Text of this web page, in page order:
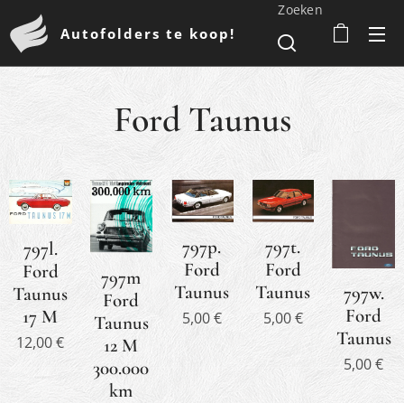
Autofolders te koop!
Zoeken
Ford Taunus
797l.
Ford
Taunus
17 M
12,00€
797m
Ford
Taunus
12 M
300.000
km
797p.
Ford
Taunus
5,00€
797t.
Ford
Taunus
5,00€
797w.
Ford
Taunus
5,00€